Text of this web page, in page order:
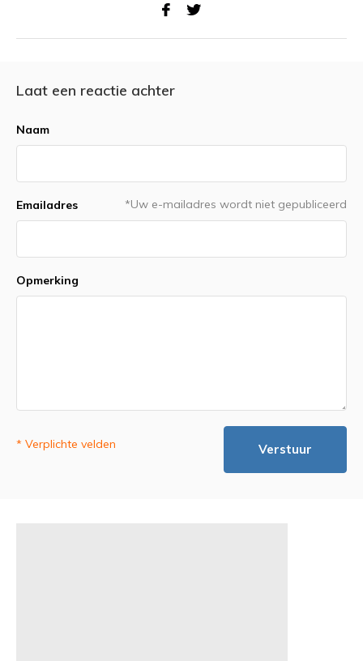
Laat een reactie achter
Naam
Emailadres *Uw e-mailadres wordt niet gepubliceerd
Opmerking
* Verplichte velden Verstuur